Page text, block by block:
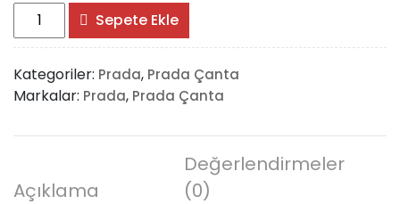
Prada
Polka-
Dot
Mesh
Tote
adet
Sepete Ekle
Kategoriler: Prada, Prada Çanta
Markalar: Prada, Prada Çanta
Açıklama
Değerlendirmeler
(0)